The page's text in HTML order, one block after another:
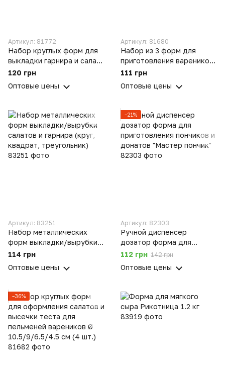
Артикул: 81772
Набор круглых форм для
выкладки гарнира и салата
(3 штуки в комплекте) Ø
120 грн
Оптовые цены
Артикул: 81680
Набор из 3 форм для
приготовления вареников,
пельменей и пирожков
111 грн
Оптовые цены
Артикул: 83251
Набор металлических
форм выкладки/вырубки
салатов и гарнира (круг,
114 грн
Оптовые цены
−21%
Артикул: 82303
Ручной диспенсер
дозатор форма для
приготовления пончиков и
112 грн 142 грн
Оптовые цены
−36%